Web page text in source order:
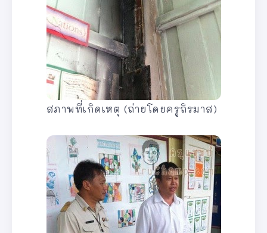
สภาพที่เกิดเหตุ (ถ่ายโดยครูถิรมาส)